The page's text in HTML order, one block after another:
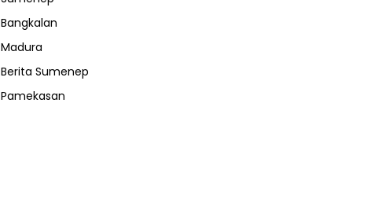
Bangkalan
Madura
Berita Sumenep
Pamekasan